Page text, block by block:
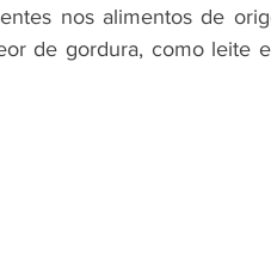
nos alimentos de
de gordura, como leite